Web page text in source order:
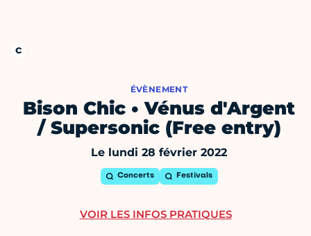
ÉVÈNEMENT
Bison Chic • Vénus d'Argent
/ Supersonic (Free entry)
Le lundi 28 février 2022
Concerts Festivals
VOIR LES INFOS PRATIQUES